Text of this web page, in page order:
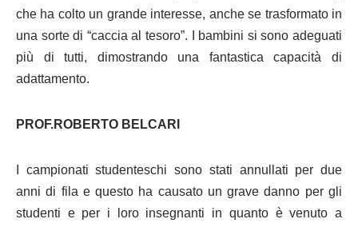
che ha colto un grande interesse, anche se trasformato in
una sorte di “caccia al tesoro”. I bambini si sono adeguati
più di tutti, dimostrando una fantastica capacità di
adattamento.
PROF.ROBERTO BELCARI
I campionati studenteschi sono stati annullati per due
anni di fila e questo ha causato un grave danno per gli
studenti e per i loro insegnanti in quanto è venuto a